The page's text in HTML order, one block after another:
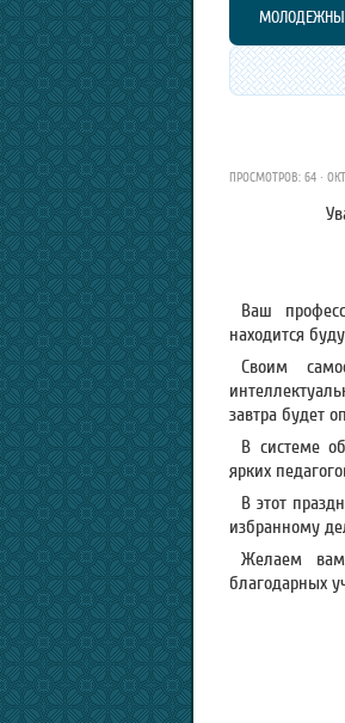
ПРОСМОТРОВ: 64 ·
Ваш
находится
Своим
завтра будет
В системе
ярких
В этот
избранному
Желаем вам
благодарных